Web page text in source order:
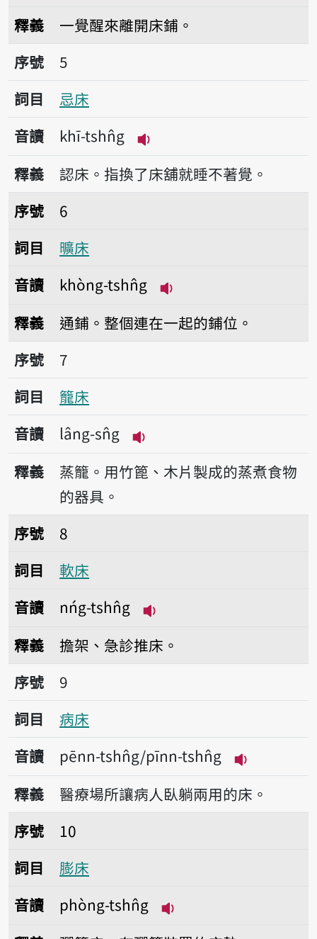
釋義
一覺醒來離開床鋪。
序號5忌床
序號
5
詞目
忌床
音讀
khī-tshn̂g
播放音讀khī-tshn̂g
釋義
認床。指換了床舖就睡不著覺。
序號6曠床
序號
6
詞目
曠床
音讀
khòng-tshn̂g
釋義
通鋪。整個連在一起的鋪位。
序號7籠床
序號
7
詞目
籠床
音讀
lâng-sn̂g
播放音讀lâng-sn̂g
釋義
蒸籠。用竹篦、木片製成的蒸煮食物
的器具。
序號8軟床
序號
8
詞目
軟床
音讀
nńg-tshn̂g
釋義
擔架、急診推床。
序號9病床
序號
9
詞目
病床
音讀
pēnn-tshn̂g/pīnn-tshn̂g
播放音讀
釋義
醫療場所讓病人臥躺兩用的床。
序號10膨床
序號
10
詞目
膨床
音讀
phòng-tshn̂g